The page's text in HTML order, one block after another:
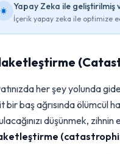
Yapay Zeka ile geliştirilmiş
İçerik yapay zeka ile optimize
her şey yolunda
bir baş ağrısında ölümcül
düşünmek,